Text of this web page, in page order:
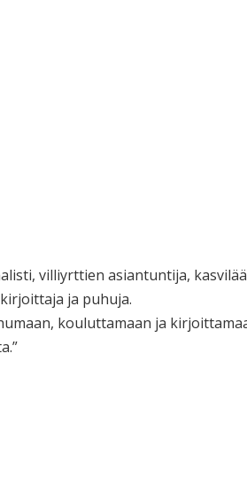
villiyrttien asiantuntija,
ja puhuja.
kouluttamaan ja